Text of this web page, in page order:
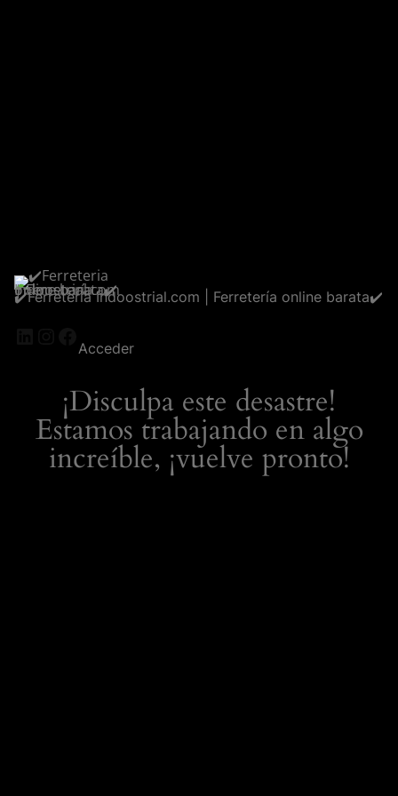
✔️Ferreteria Indoostrial.com | Ferretería online barata✔️
LinkedIn
Instagram
Facebook
Acceder
¡Disculpa este desastre!
Estamos trabajando en algo
increíble, ¡vuelve pronto!